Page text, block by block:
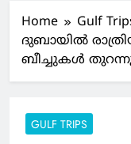
Home
Gulf
ദുബായില്‍
ബീച്ചുകള്‍
GULF TRIPS